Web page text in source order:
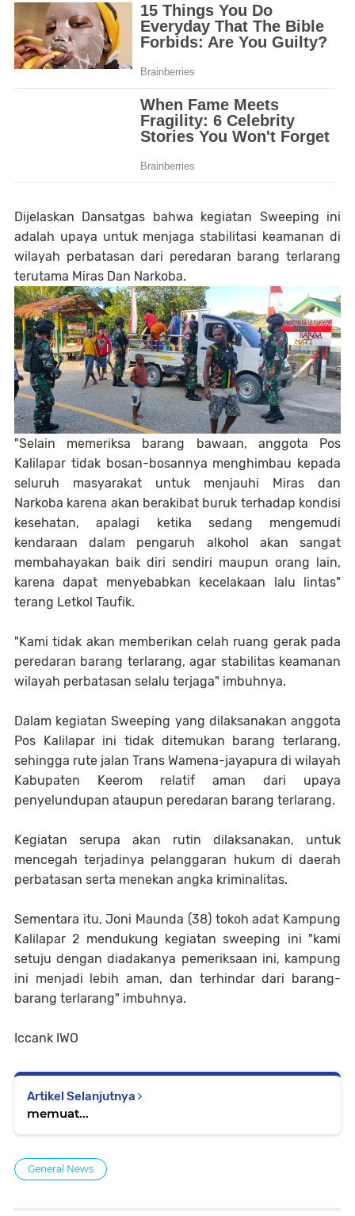
Dijelaskan Dansatgas bahwa kegiatan Sweeping ini
adalah upaya untuk menjaga stabilitasi keamanan di
wilayah perbatasan dari peredaran barang terlarang
terutama Miras Dan Narkoba.
"Selain memeriksa barang bawaan, anggota Pos
Kalilapar tidak bosan-bosannya menghimbau kepada
seluruh masyarakat untuk menjauhi Miras dan
Narkoba karena akan berakibat buruk terhadap kondisi
kesehatan, apalagi ketika sedang mengemudi
kendaraan dalam pengaruh alkohol akan sangat
membahayakan baik diri sendiri maupun orang lain,
karena dapat menyebabkan kecelakaan lalu lintas"
terang Letkol Taufik.
"Kami tidak akan memberikan celah ruang gerak pada
peredaran barang terlarang, agar stabilitas keamanan
wilayah perbatasan selalu terjaga" imbuhnya.
Dalam kegiatan Sweeping yang dilaksanakan anggota
Pos Kalilapar ini tidak ditemukan barang terlarang,
sehingga rute jalan Trans Wamena-jayapura di wilayah
Kabupaten Keerom relatif aman dari upaya
penyelundupan ataupun peredaran barang terlarang.
Kegiatan serupa akan rutin dilaksanakan, untuk
mencegah terjadinya pelanggaran hukum di daerah
perbatasan serta menekan angka kriminalitas.
Sementara itu, Joni Maunda (38) tokoh adat Kampung
Kalilapar 2 mendukung kegiatan sweeping ini "kami
setuju dengan diadakanya pemeriksaan ini, kampung
ini menjadi lebih aman, dan terhindar dari barang-
barang terlarang" imbuhnya.
Iccank IWO
Artikel Selanjutnya
memuat...
General News